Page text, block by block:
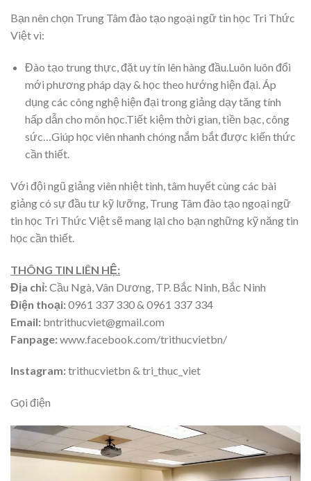
Bạn nên chọn Trung Tâm đào tạo ngoại ngữ tin học Tri Thức
Việt vì:
Đào tạo trung thực, đặt uy tín lên hàng đầu.Luôn luôn đổi
mới phương pháp dạy & học theo hướng hiện đại. Áp
dụng các công nghệ hiện đại trong giảng dạy tăng tính
hấp dẫn cho môn học.Tiết kiệm thời gian, tiền bạc, công
sức…Giúp học viên nhanh chóng nắm bắt được kiến thức
cần thiết.
Với đội ngũ giảng viên nhiệt tình, tâm huyết cùng các bài
giảng có sự đầu tư kỹ lưỡng, Trung Tâm đào tạo ngoại ngữ
tin học Tri Thức Việt sẽ mang lại cho bạn nghững kỹ năng tin
học cần thiết.
THÔNG TIN LIÊN HỆ:
Địa chỉ:Cầu Ngà, Vân Dương, TP. Bắc Ninh, Bắc Ninh
Điện thoại:0961 337 330 & 0961 337 334
Email: bntrithucviet@gmail.com
Fanpage:www.facebook.com/trithucvietbn/
Instagram:trithucvietbn & tri_thuc_viet
Gọi điện